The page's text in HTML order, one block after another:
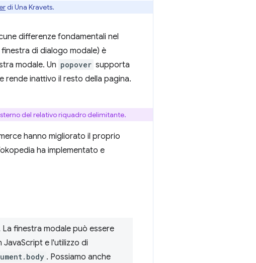
di Una Kravets.
differenze fondamentali nel
finestra di dialogo modale) è
modale. Un popover supporta
rende inattivo il resto della pagina.
del relativo riquadro delimitante.
hanno migliorato il proprio
ha implementato e
finestra modale può essere
e l'utilizzo di
. Possiamo anche